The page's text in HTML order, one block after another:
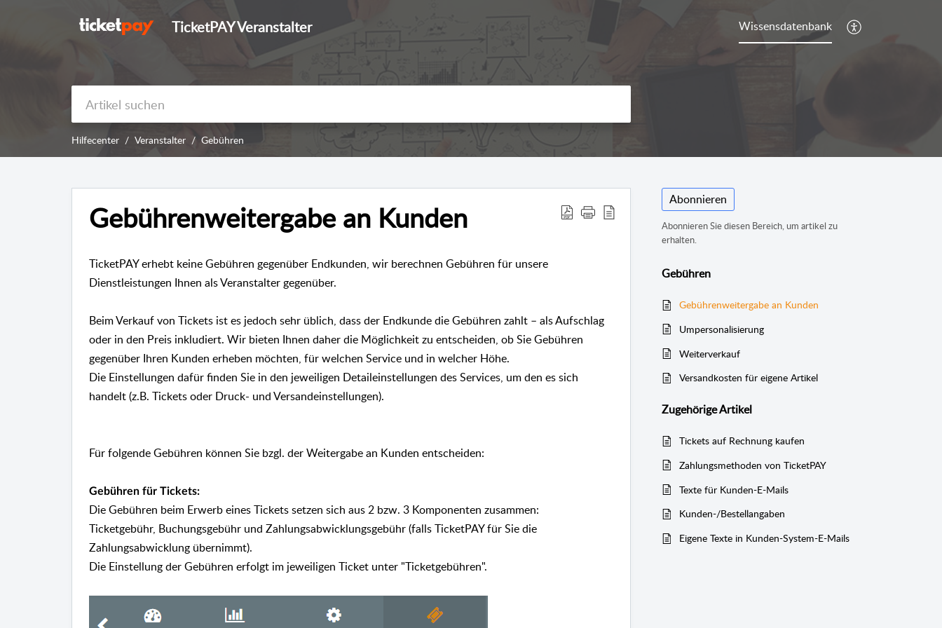
TicketPAY Veranstalter Wissensdatenbank
Hilfecenter Veranstalter Gebühren
Gebührenweitergabe an Kunden
TicketPAY erhebt keine Gebühren gegenüber Endkunden, wir berechnen Gebühren für unsere
Dienstleistungen Ihnen als Veranstalter gegenüber.
Beim Verkauf von Tickets ist es jedoch sehr üblich, dass der Endkunde die Gebühren zahlt – als Aufschlag
oder in den Preis inkludiert. Wir bieten Ihnen daher die Möglichkeit zu entscheiden, ob Sie Gebühren
gegenüber Ihren Kunden erheben möchten, für welchen Service und in welcher Höhe.
Die Einstellungen dafür finden Sie in den jeweiligen Detaileinstellungen des Services, um den es sich
handelt (z.B. Tickets oder Druck- und Versandeinstellungen).
Für folgende Gebühren können Sie bzgl. der Weitergabe an Kunden entscheiden:
Gebühren für Tickets:
Die Gebühren beim Erwerb eines Tickets setzen sich aus 2 bzw. 3 Komponenten zusammen:
Ticketgebühr, Buchungsgebühr und Zahlungsabwicklungsgebühr (falls TicketPAY für Sie die
Zahlungsabwicklung übernimmt).
Die Einstellung der Gebühren erfolgt im jeweiligen Ticket unter "Ticketgebühren".
Abonnieren
Abonnieren Sie diesen Bereich, um artikel zu
erhalten.
Gebühren
Gebührenweitergabe an Kunden
Umpersonalisierung
Weiterverkauf
Versandkosten für eigene Artikel
ZugehörigeArtikel
Tickets auf Rechnung kaufen
Zahlungsmethoden von TicketPAY
Texte für Kunden-E-Mails
Kunden-/Bestellangaben
Eigene Texte in Kunden-System-E-Mails